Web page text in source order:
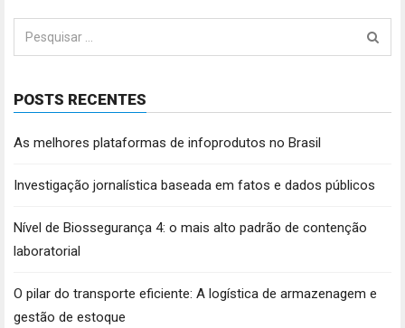
Pesquisar
por:
POSTS RECENTES
As melhores plataformas de infoprodutos no Brasil
Investigação jornalística baseada em fatos e dados públicos
Nível de Biossegurança 4: o mais alto padrão de contenção
laboratorial
O pilar do transporte eficiente: A logística de armazenagem e
gestão de estoque